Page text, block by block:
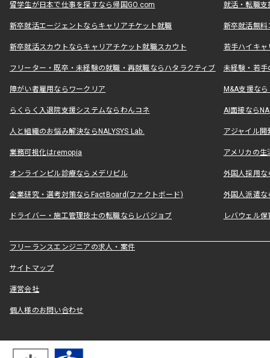
留学生が日本で仕事を探すなら帰国GO.com 就活・転職
新卒就活エージェントならキャリアチケット就職 新卒就活無料
新卒就活スカウトならキャリアチケット就職スカウト 若手ハイキ
フリーター・既卒・未経験の就職・再就職ならハタラクティブ 未経験・若手
障がい者雇用ならワークリア M&A支援な
らくらく入退院支援システムならわんコネ AI面接なら
人と組織のお悩み解決ならNALYSYS Lab. アジャイル
業務可視化はremopia アメリカの
オンラインピル診療ならメデリピル 外国人採用
企業研究・選考対策ならFactBoard(ファクトボード) 外国人派遣な
ドライバー・施工管理技士の転職ならレバジョブ レバウェル
フリーランスエンジニアの求人・案件
サイトマップ
運営会社
個人様のお問い合わせ